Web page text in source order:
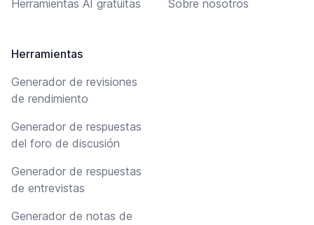
Herramientas AI gratuitas
Herramientas
Generador de revisiones
de rendimiento
Generador de respuestas
del foro de discusión
Generador de respuestas
de entrevistas
Generador de notas de
Sobre nosotros